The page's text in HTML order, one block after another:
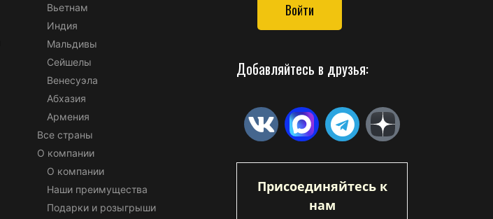
Вьетнам
Индия
Мальдивы
Сейшелы
Венесуэла
Абхазия
Армения
Все страны
О компании
О компании
Наши преимущества
Подарки и розыгрыши
Войти
Добавляйтесь в друзья:
Присоединяйтесь к
нам